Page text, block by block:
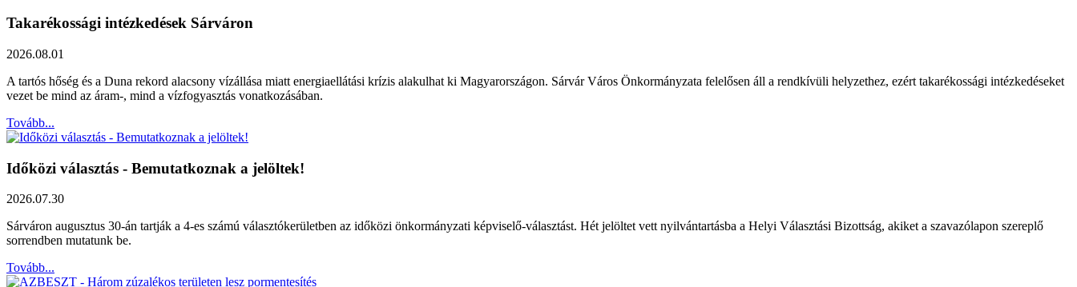
Takarékossági intézkedések Sárváron
2026.08.01
A tartós hőség és a Duna rekord alacsony vízállása miatt energiaellátási krízis alakulhat ki Magyarországon. Sárvár Város Önkormányzata felelősen áll a rendkívüli helyzethez, ezért takarékossági intézkedéseket
vezet be mind az áram-, mind a vízfogyasztás vonatkozásában.
Tovább...
Időközi választás - Bemutatkoznak a jelöltek!
2026.07.30
Sárváron augusztus 30-án tartják a 4-es számú választókerületben az időközi önkormányzati képviselő-választást. Hét jelöltet vett nyilvántartásba a Helyi Választási Bizottság, akiket a szavazólapon szereplő
sorrendben mutatunk be.
Tovább...